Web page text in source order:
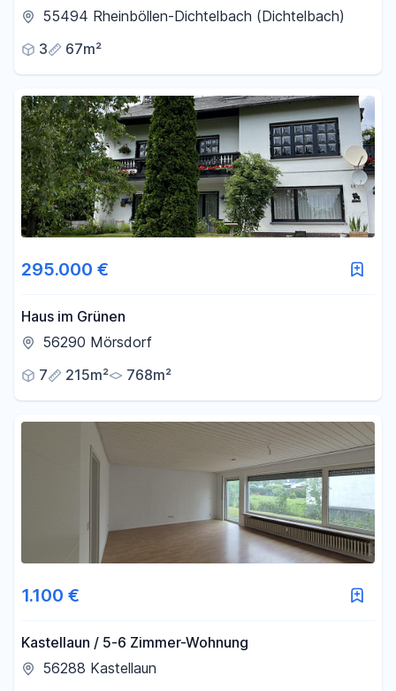
Garage und Stellplatz
55494 Rheinböllen-Dichtelbach (Dichtelbach)
3
67m²
295.000 €
Haus im Grünen
56290 Mörsdorf
7
215m² 768m²
1.100 €
Kastellaun / 5-6 Zimmer-Wohnung
56288 Kastellaun